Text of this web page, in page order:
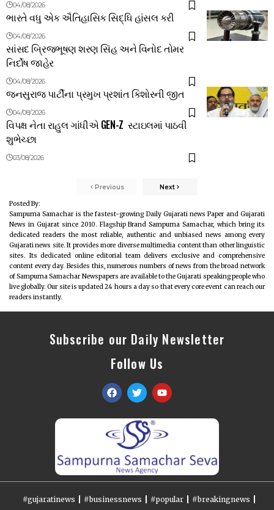
04/08/2026
ભારતે વધુ એક ઐતિહાસિક સિદ્ધિ હાંસલ કરી
04/08/2026
સાંસદ બ્રિજભૂષણ શરણ સિંહ અને વિનોદ તોમર
નિર્દોષ જાહેર
04/08/2026
જનસુરાજ પાર્ટીના પ્રમુખ પ્રશાંત કિશોરની જીત
04/08/2026
વિપક્ષ નેતા રાહુલ ગાંધીએ GEN-Z સ્ટાઇલમાં પાઠવી
શુભેચ્છા
03/08/2026
Previous Next
Posted By:
Sampurna Samachar is the fastest-growing Daily Gujarati news Paper and Gujarati
News in Gujarat since 2010. Flagship Brand Sampurna Samachar, which bring its
dedicated readers the most reliable, authentic and unbiased news among every
Gujarati news site. It provides more diverse multimedia content than other linguistic
sites. Its dedicated online editorial team delivers exclusive and comprehensive
content every day. Besides this, numerous numbers of news from the broad network
of Sampurna Samachar Newspapers are available to the Gujarati speaking people who
live globally. Our site is updated 24 hours a day so that every core event can reach our
readers instantly.
Subscribe our Daily Newsletter
Follow Us
#gujaratinews #businessnews #popular #breakingnews